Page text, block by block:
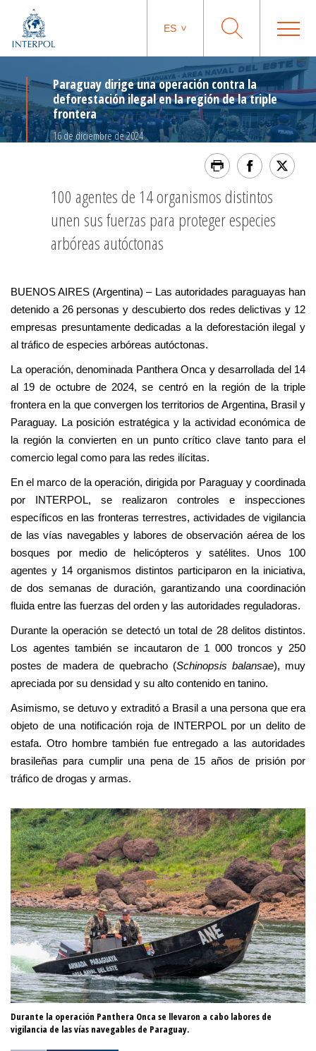
ES
Paraguay dirige una operación contra la
deforestación ilegal en la región de la triple
frontera
16 de diciembre de 2024
100 agentes de 14 organismos distintos
unen sus fuerzas para proteger especies
arbóreas autóctonas
BUENOS AIRES (Argentina) – Las autoridades paraguayas han
detenido a 26 personas y descubierto dos redes delictivas y 12
empresas presuntamente dedicadas a la deforestación ilegal y
al tráfico de especies arbóreas autóctonas.
La operación, denominada Panthera Onca y desarrollada del 14
al 19 de octubre de 2024, se centró en la región de la triple
frontera en la que convergen los territorios de Argentina, Brasil y
Paraguay. La posición estratégica y la actividad económica de
la región la convierten en un punto crítico clave tanto para el
comercio legal como para las redes ilícitas.
En el marco de la operación, dirigida por Paraguay y coordinada
por INTERPOL, se realizaron controles e inspecciones
específicos en las fronteras terrestres, actividades de vigilancia
de las vías navegables y labores de observación aérea de los
bosques por medio de helicópteros y satélites. Unos 100
agentes y 14 organismos distintos participaron en la iniciativa,
de dos semanas de duración, garantizando una coordinación
fluida entre las fuerzas del orden y las autoridades reguladoras.
Durante la operación se detectó un total de 28 delitos distintos.
Los agentes también se incautaron de 1 000 troncos y 250
postes de madera de quebracho (Schinopsis balansae), muy
apreciada por su densidad y su alto contenido en tanino.
Asimismo, se detuvo y extraditó a Brasil a una persona que era
objeto de una notificación roja de INTERPOL por un delito de
estafa. Otro hombre también fue entregado a las autoridades
brasileñas para cumplir una pena de 15 años de prisión por
tráfico de drogas y armas.
Durante la operación Panthera Onca se llevaron a cabo labores de
vigilancia de las vías navegables de Paraguay.